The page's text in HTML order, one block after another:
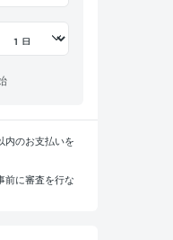
内のお支払いを
前に審査を行な